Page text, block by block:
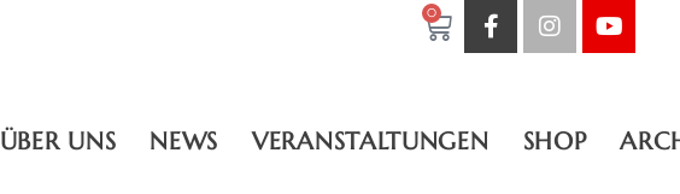
0
ÜBER UNS NEWS VERANSTALTUNGEN SHOP